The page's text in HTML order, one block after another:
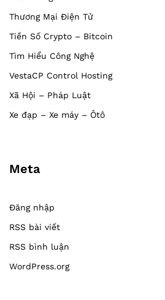
Thương Mại Điện Tử
Tiền Số Crypto – Bitcoin
Tìm Hiểu Công Nghệ
VestaCP Control Hosting
Xã Hội – Pháp Luật
Xe đạp – Xe máy – Ôtô
Meta
Đăng nhập
RSS bài viết
RSS bình luận
WordPress.org